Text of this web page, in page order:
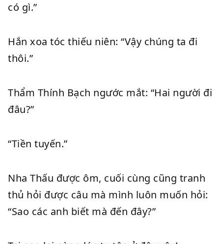
có gì.”
Hắn xoa tóc thiếu niên: “Vậy chúng ta đi
thôi.”
Thẩm Thính Bạch ngước mắt: “Hai người đi
đâu?”
“Tiền tuyến.”
Nha Thấu được ôm, cuối cùng cũng tranh
thủ hỏi được câu mà mình luôn muốn hỏi:
“Sao các anh biết mà đến đây?”